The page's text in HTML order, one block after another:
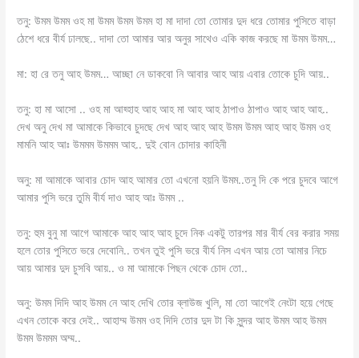
তনু: উমম উমম ওহ মা উমম উমম উমম হা মা দাদা তো তোমার দুদ ধরে তোমার পুসিতে বাড়া
ঠেশে ধরে বীর্য ঢালছে.. দাদা তো আমার আর অনুর সাথেও একি কাজ করছে মা উমম উমম…
মা: হা রে তনু আহ উমম… আচ্ছা নে ডাকবো নি আবার আহ আয় এবার তোকে চুদি আয়..
তনু: হা মা আসো .. ওহ মা আহ্হাহ আহ আহ মা আহ আহ ঠাপাও ঠাপাও আহ আহ আহ..
দেখ অনু দেখ মা আমাকে কিভাবে চুদছে দেখ আহ আহ আহ উমম উমম আহ আহ উমম ওহ
মামনি আহ আঃ উমমম উমমম আহ.. দুই বোন চোদার কাহিনী
অনু: মা আমাকে আবার চোদ আহ আমার তো এখনো হয়নি উমম..তনু দি কে পরে চুদবে আগে
আমার পুসি ভরে তুমি বীর্য দাও আহ আঃ উমম ..
তনু: হুম বুনু মা আগে আমাকে আহ আহ আহ চুদে নিক একটু তারপর মার বীর্য বের করার সময়
হলে তোর পুসিতে ভরে দেবোনি.. তখন তুই পুসি ভরে বীর্য নিস এখন আয় তো আমার নিচে
আয় আমার দুদ চুসবি আয়.. ও মা আমাকে পিছন থেকে চোদ তো..
অনু: উমম দিদি আহ উমম নে আহ দেখি তোর ব্লাউজ খুলি, মা তো আগেই নেংটা হয়ে গেছে
এখন তোকে করে দেই.. আহাম্ম উমম ওহ দিদি তোর দুদ টা কি সুন্দর আহ উমম আহ উমম
উমম উমমম অম্ম..